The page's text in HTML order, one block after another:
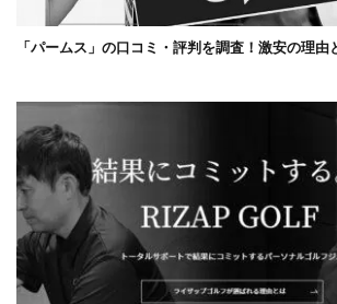
「パームス」の口コミ・評判を調査！激安の理由